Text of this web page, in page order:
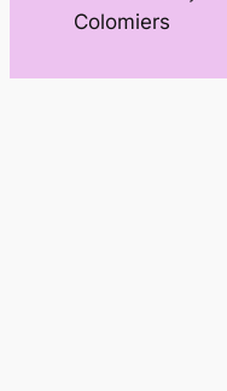
Colomiers